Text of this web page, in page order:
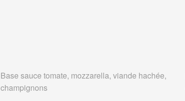
Base sauce tomate, mozzarella, viande hachée,
champignons